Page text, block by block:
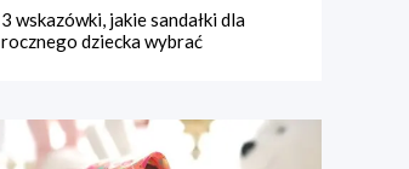
3 wskazówki, jakie sandałki dla
rocznego dziecka wybrać